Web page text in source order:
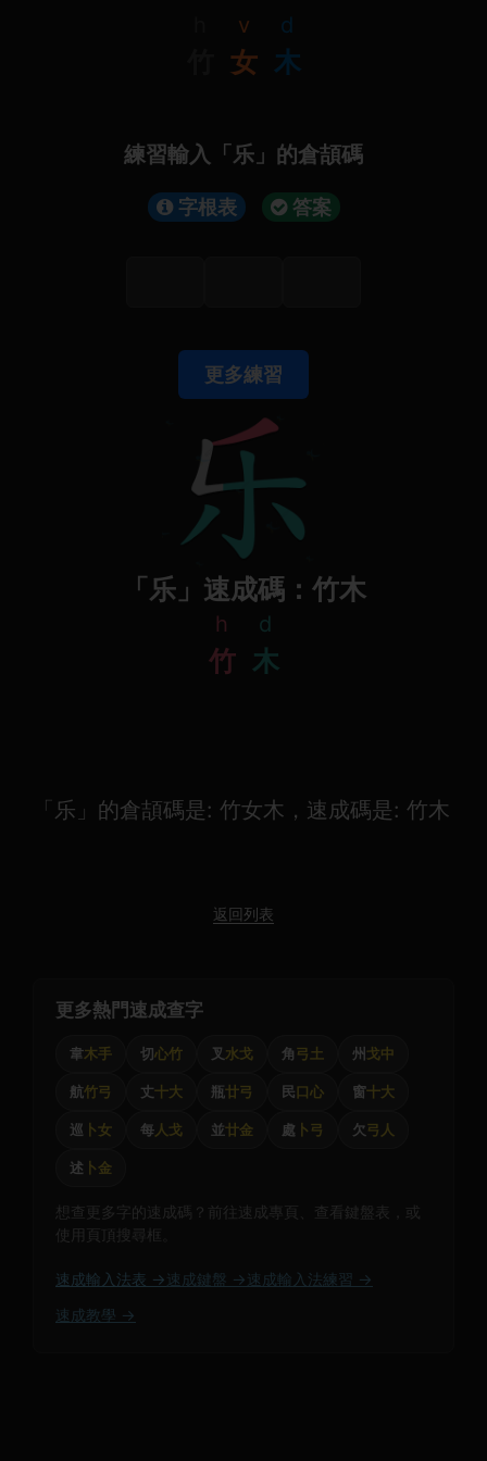
v
女
d
木
練習輸入「乐」的倉頡碼
字根表 答案
更多練習
「乐」速成碼：竹木
h
竹
d
木
「乐」的倉頡碼是: 竹女木，速成碼是: 竹木
返回列表
更多熱門速成查字
韋木手 切心竹 叉 水戈 角弓土 州 戈中
航竹弓 丈十大 瓶廿弓 民口心 窗十大
巡 卜女 每人戈 並廿金 處 卜弓 欠弓人
述 卜金
想查更多字的速成碼？前往速成專頁、查看鍵盤表，或
使用頁頂搜尋框。
速成輸入法表 → 速成鍵盤 → 速成輸入法練習 →
速成教學 →